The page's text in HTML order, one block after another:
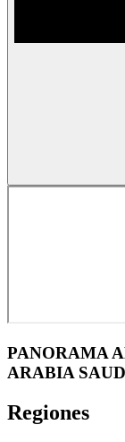
PANORAMA
ARABIA
Regiones